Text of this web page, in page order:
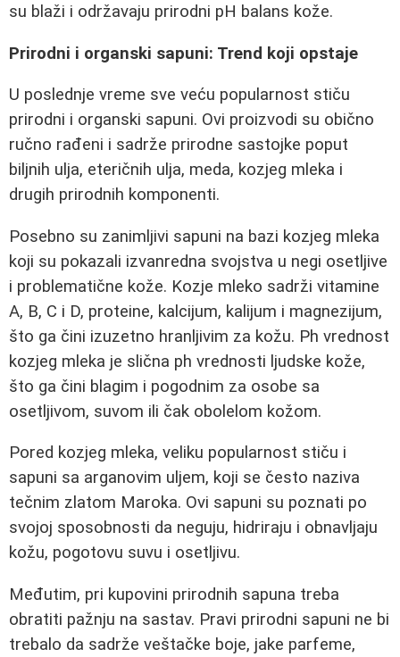
su blaži i održavaju prirodni pH balans kože.
Prirodni i organski sapuni: Trend koji opstaje
U poslednje vreme sve veću popularnost stiču
prirodni i organski sapuni. Ovi proizvodi su obično
ručno rađeni i sadrže prirodne sastojke poput
biljnih ulja, eteričnih ulja, meda, kozjeg mleka i
drugih prirodnih komponenti.
Posebno su zanimljivi sapuni na bazi kozjeg mleka
koji su pokazali izvanredna svojstva u negi osetljive
i problematične kože. Kozje mleko sadrži vitamine
A, B, C i D, proteine, kalcijum, kalijum i magnezijum,
što ga čini izuzetno hranljivim za kožu. Ph vrednost
kozjeg mleka je slična ph vrednosti ljudske kože,
što ga čini blagim i pogodnim za osobe sa
osetljivom, suvom ili čak obolelom kožom.
Pored kozjeg mleka, veliku popularnost stiču i
sapuni sa arganovim uljem, koji se često naziva
tečnim zlatom Maroka. Ovi sapuni su poznati po
svojoj sposobnosti da neguju, hidriraju i obnavljaju
kožu, pogotovu suvu i osetljivu.
Međutim, pri kupovini prirodnih sapuna treba
obratiti pažnju na sastav. Pravi prirodni sapuni ne bi
trebalo da sadrže veštačke boje, jake parfeme,